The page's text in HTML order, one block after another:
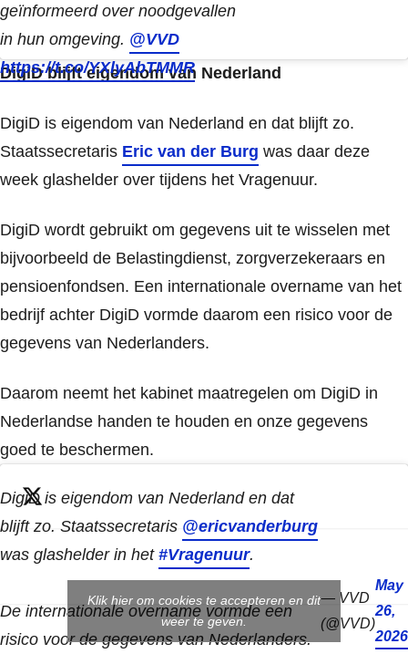
geïnformeerd over noodgevallen
in hun omgeving. @VVD
https://t.co/YXlyAbTMMR
DigiD blijft eigendom van Nederland
DigiD is eigendom van Nederland en dat blijft zo.
Staatssecretaris Eric van der Burg was daar deze
week glashelder over tijdens het Vragenuur.
DigiD wordt gebruikt om gegevens uit te wisselen met
bijvoorbeeld de Belastingdienst, zorgverzekeraars en
pensioenfondsen. Een internationale overname van het
bedrijf achter DigiD vormde daarom een risico voor de
gegevens van Nederlanders.
Daarom neemt het kabinet maatregelen om DigiD in
Nederlandse handen te houden en onze gegevens
goed te beschermen.
DigiD is eigendom van Nederland en dat
blijft zo. Staatssecretaris @ericvanderburg
was glashelder in het #Vragenuur.
De internationale overname vormde een
risico voor de gegevens van Nederlanders.
— VVD
(@VVD)
May
26,
2026
Klik hier om cookies te accepteren en dit
weer te geven.